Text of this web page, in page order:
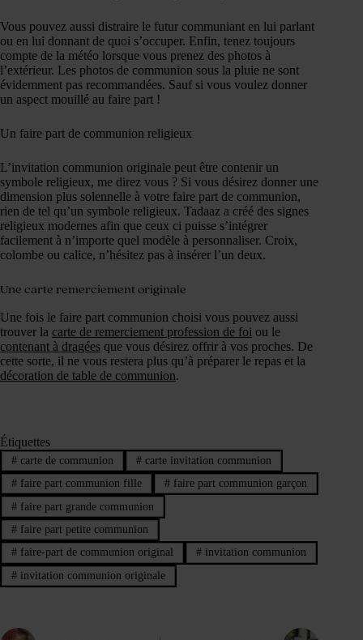
Vous pouvez aussi distraire le futur communiant en lui parlant
ou en lui donnant de quoi s’occuper. Enfin, tenez toujours
compte de la météo lorsque vous prenez des photos à
l’extérieur. Les photos de communion sous la pluie ne sont
évidemment pas recommandées. Sauf si vous voulez donner
un aspect mouillé au faire part !
Un faire part de communion religieux
L’invitation communion originale peut être contenir un
symbole religieux, me direz vous ? Si vous désirez donner une
dimension plus solennelle à votre faire part de communion,
rien de tel qu’un symbole religieux. Tadaaz a créé des signes
religieux modernes afin que ceux ci puisse s’intégrer
facilement à n’importe quel modèle à personnaliser. Croix,
colombe ou calice, n’hésitez pas à insérer l’un deux.
Une carte remerciement originale
Une fois le faire part communion choisi vous pouvez aussi
trouver la carte de remerciement profession de foi ou le
contenant à dragées que vous désirez offrir à vos proches. De
cette sorte, il ne vous restera plus qu’à préparer le repas et la
décoration de table de communion.
Étiquettes
#carte de communion #carte invitation communion
#faire part communion fille #faire part communion garçon
#faire part grande communion
#faire part petite communion
#faire-part de communion original #invitation communion
#invitation communion originale